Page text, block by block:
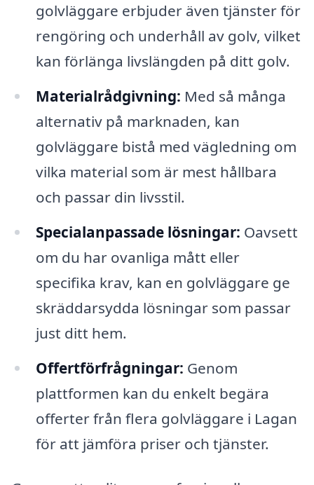
golvläggare erbjuder även tjänster för
rengöring och underhåll av golv, vilket
kan förlänga livslängden på ditt golv.
Materialrådgivning: Med så många
alternativ på marknaden, kan
golvläggare bistå med vägledning om
vilka material som är mest hållbara
och passar din livsstil.
Specialanpassade lösningar: Oavsett
om du har ovanliga mått eller
specifika krav, kan en golvläggare ge
skräddarsydda lösningar som passar
just ditt hem.
Offertförfrågningar: Genom
plattformen kan du enkelt begära
offerter från flera golvläggare i Lagan
för att jämföra priser och tjänster.